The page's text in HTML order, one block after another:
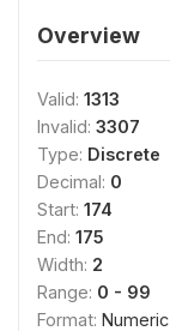
Overview
Valid: 1313
Invalid: 3307
Type: Discrete
Decimal: 0
Start: 174
End: 175
Width: 2
Range: 0 - 99
Format: Numeric